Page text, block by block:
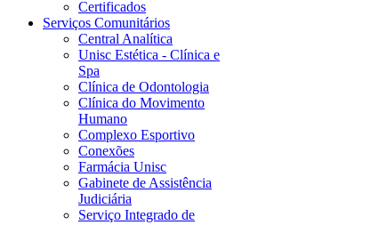
Certificados
Serviços Comunitários
Central Analítica
Unisc Estética - Clínica e
Spa
Clínica de Odontologia
Clínica do Movimento
Humano
Complexo Esportivo
Conexões
Farmácia Unisc
Gabinete de Assistência
Judiciária
Serviço Integrado de